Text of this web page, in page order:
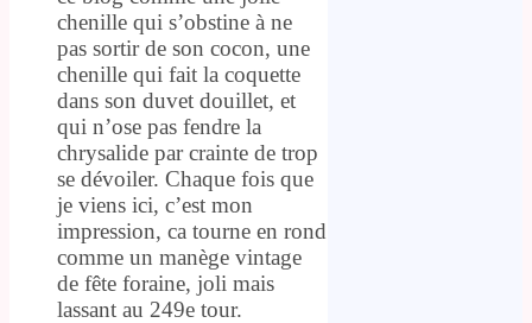
chenille qui s’obstine à ne
pas sortir de son cocon, une
chenille qui fait la coquette
dans son duvet douillet, et
qui n’ose pas fendre la
chrysalide par crainte de trop
se dévoiler. Chaque fois que
je viens ici, c’est mon
impression, ca tourne en rond
comme un manège vintage
de fête foraine, joli mais
lassant au 249e tour.